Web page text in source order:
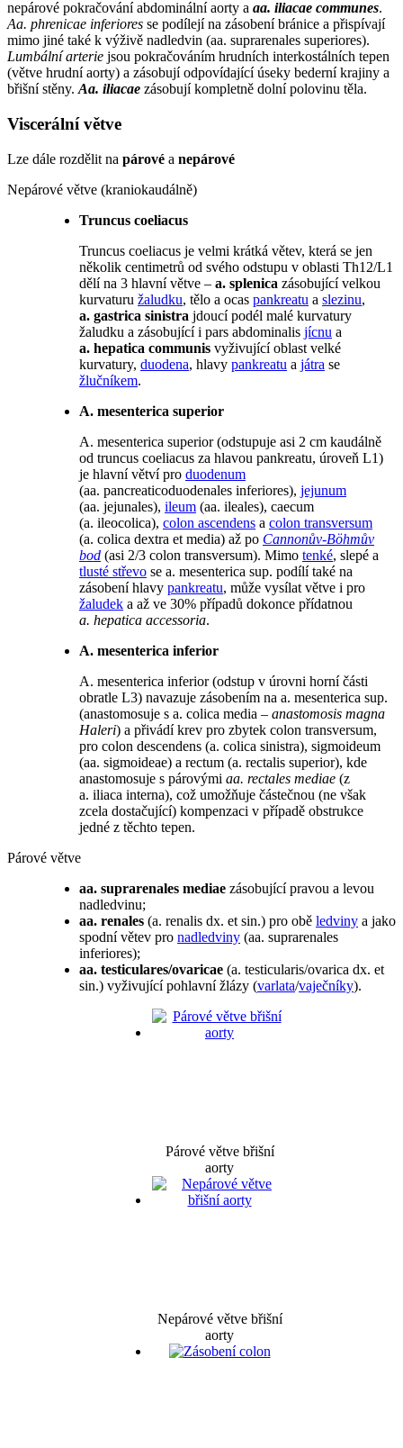
nepárové pokračování abdominální aorty a aa. iliacae communes.
Aa. phrenicae inferiores se podílejí na zásobení bránice a přispívají
mimo jiné také k výživě nadledvin (aa. suprarenales superiores).
Lumbální arterie jsou pokračováním hrudních interkostálních tepen
(větve hrudní aorty) a zásobují odpovídající úseky bederní krajiny a
břišní stěny. Aa. iliacae zásobují kompletně dolní polovinu těla.
Viscerální větve
Lze dále rozdělit na párové a nepárové
Nepárové větve (kraniokaudálně)
Truncus coeliacus
Truncus coeliacus je velmi krátká větev, která se jen
několik centimetrů od svého odstupu v oblasti Th12/L1
dělí na 3 hlavní větve – a. splenica zásobující velkou
kurvaturu žaludku, tělo a ocas pankreatu a slezinu,
a. gastrica sinistra jdoucí podél malé kurvatury
žaludku a zásobující i pars abdominalis jícnu a
a. hepatica communis vyživující oblast velké
kurvatury, duodena, hlavy pankreatu a játra se
žlučníkem.
A. mesenterica superior
A. mesenterica superior (odstupuje asi 2 cm kaudálně
od truncus coeliacus za hlavou pankreatu, úroveň L1)
je hlavní větví pro duodenum
(aa. pancreaticoduodenales inferiores), jejunum
(aa. jejunales), ileum (aa. ileales), caecum
(a. ileocolica), colon ascendens a colon transversum
(a. colica dextra et media) až po Cannonův-Böhmův
bod (asi 2/3 colon transversum). Mimo tenké, slepé a
tlusté střevo se a. mesenterica sup. podílí také na
zásobení hlavy pankreatu, může vysílat větve i pro
žaludek a až ve 30% případů dokonce přídatnou
a. hepatica accessoria.
A. mesenterica inferior
A. mesenterica inferior (odstup v úrovni horní části
obratle L3) navazuje zásobením na a. mesenterica sup.
(anastomosuje s a. colica media – anastomosis magna
Haleri) a přivádí krev pro zbytek colon transversum,
pro colon descendens (a. colica sinistra), sigmoideum
(aa. sigmoideae) a rectum (a. rectalis superior), kde
anastomosuje s párovými aa. rectales mediae (z
a. iliaca interna), což umožňuje částečnou (ne však
zcela dostačující) kompenzaci v případě obstrukce
jedné z těchto tepen.
Párové větve
aa. suprarenales mediae zásobující pravou a levou
nadledvinu;
aa. renales (a. renalis dx. et sin.) pro obě ledviny a jako
spodní větev pro nadledviny (aa. suprarenales
inferiores);
aa. testiculares/ovaricae (a. testicularis/ovarica dx. et
sin.) vyživující pohlavní žlázy (varlata/vaječníky).
Párové větve břišní
aorty
Nepárové větve břišní
aorty